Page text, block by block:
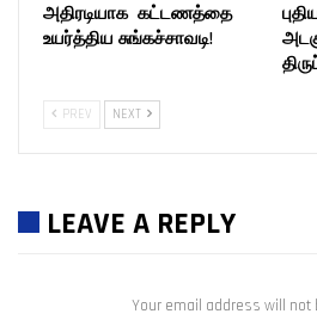
அதிரடியாக கட்டணத்தை
உயர்த்திய சுங்கச்சாவடி!
PREV NEXT
LEAVE A REPLY
Your email address will not